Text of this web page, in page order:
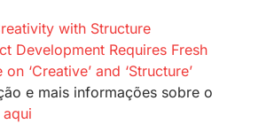
with Structure
Development Requires Fresh
‘Creative’ and ‘Structure’
e mais informações sobre o